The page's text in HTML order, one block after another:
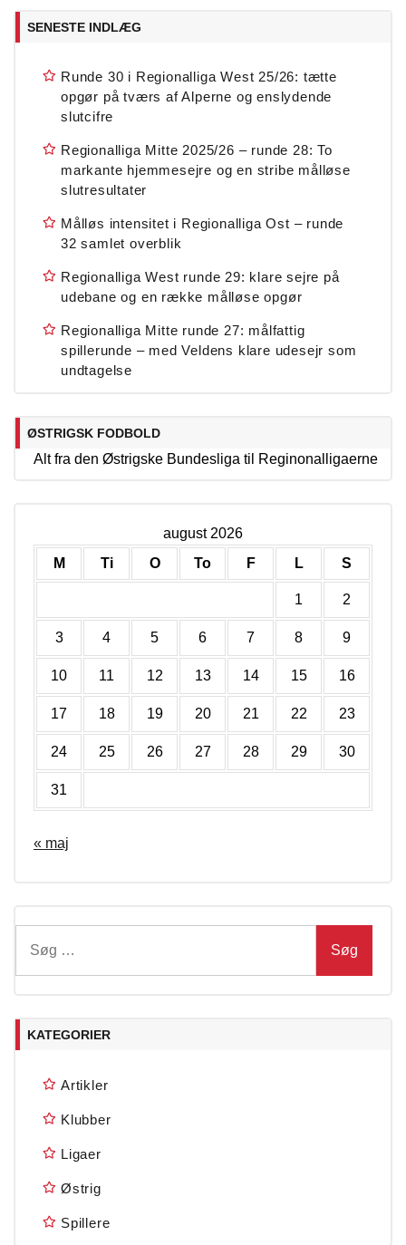
SENESTE INDLÆG
Runde 30 i Regionalliga West 25/26: tætte
opgør på tværs af Alperne og enslydende
slutcifre
Regionalliga Mitte 2025/26 – runde 28: To
markante hjemmesejre og en stribe målløse
slutresultater
Målløs intensitet i Regionalliga Ost – runde
32 samlet overblik
Regionalliga West runde 29: klare sejre på
udebane og en række målløse opgør
Regionalliga Mitte runde 27: målfattig
spillerunde – med Veldens klare udesejr som
undtagelse
ØSTRIGSK FODBOLD
Alt fra den Østrigske Bundesliga til Reginonalligaerne
august 2026
M
Ti O To F L S
1 2
3 4 5 6 7 8 9
10 11 12 13 14 15 16
17 18 19 20 21 22 23
24 25 26 27 28 29 30
31
« maj
efter:
KATEGORIER
Artikler
Klubber
Ligaer
Østrig
Spillere